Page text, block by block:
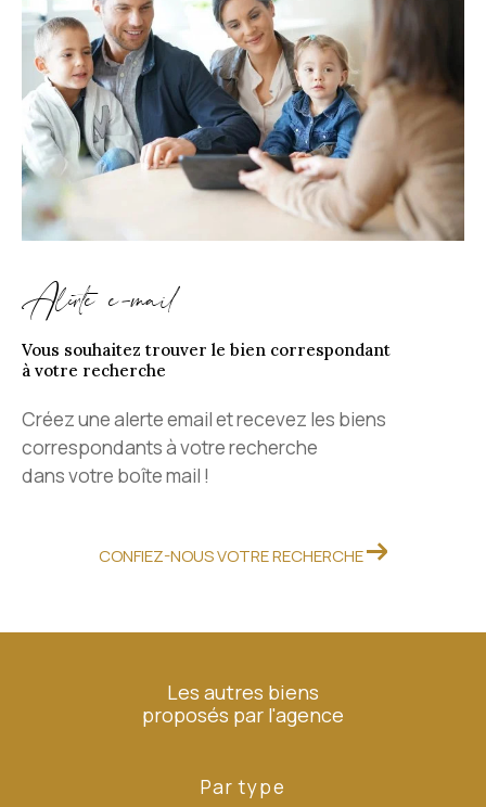
Alerte e-mail
Vous souhaitez trouver le bien correspondant
à votre recherche
Créez une alerte email et recevez les biens
correspondants à votre recherche
dans votre boîte mail !
CONFIEZ-NOUS VOTRE RECHERCHE
Les autres biens
proposés par l'agence
Par type